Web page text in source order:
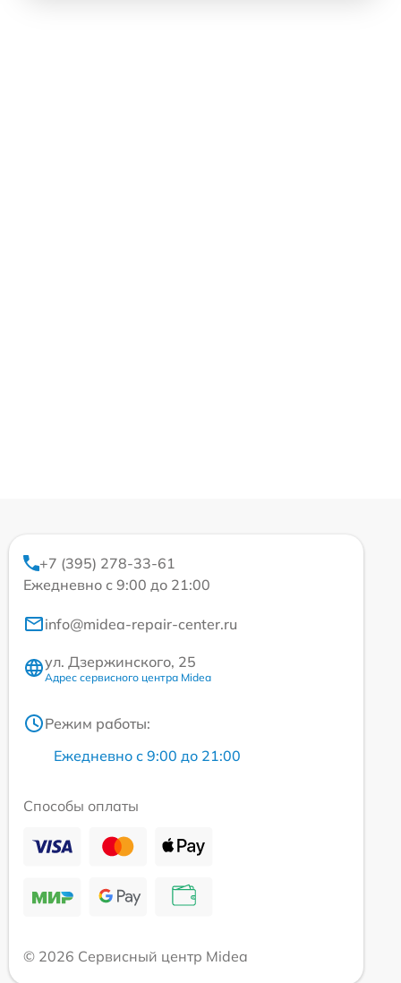
+7 (395) 278-33-61
Ежедневно с 9:00 до 21:00
info@midea-repair-center.ru
ул. Дзержинского, 25
Адрес сервисного центра Midea
Режим работы:
Ежедневно с 9:00 до 21:00
Способы оплаты
© 2026 Сервисный центр Midea